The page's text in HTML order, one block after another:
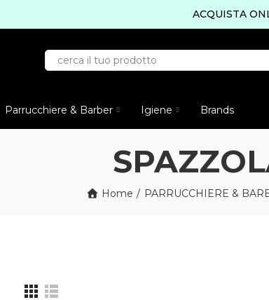
ACQUISTA
Parrucchiere & Barber Igiene Brands
Home PARRUCCHIERE &